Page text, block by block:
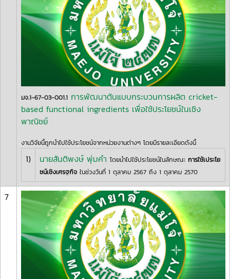
มจ.1-67-03-001.1 การพัฒนาต้นแบบกระบวนการผลิต cricket-
based functional ingredients เพื่อใช้ประโยชน์ในเชิง
พาณิชย์
งานวิจัยนี้ถูกนำไปใช้ประโยชน์จากหน่วยงานต่างๆ โดยมีรายละเอียดดังนี้
1) นายสันติพงษ์ พุ่มคำ โดยนำไปใช้ประโยชน์ในลักษณะ การใช้เประโย
ชน์เชิงเศรฐกิจ ในช่วงวันที่ 1 ตุลาคม 2567 ถึง 1 ตุลาคม 2570
7